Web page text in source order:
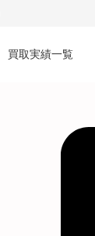
買取実績一覧